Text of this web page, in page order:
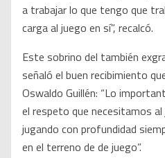
a trabajar lo que tengo que
carga al juego en sí”, recalcó.
Este sobrino del también
señaló el buen recibimiento
Oswaldo Guillén: “Lo
el respeto que necesitamos
jugando con profundidad
en el terreno de de juego”.